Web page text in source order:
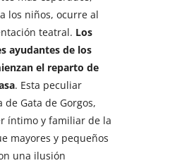
los niños, ocurre al
teatral. Los
ayudantes de los
el reparto de
. Esta peculiar
Gata de Gorgos,
íntimo y familiar de la
mayores y pequeños
una ilusión